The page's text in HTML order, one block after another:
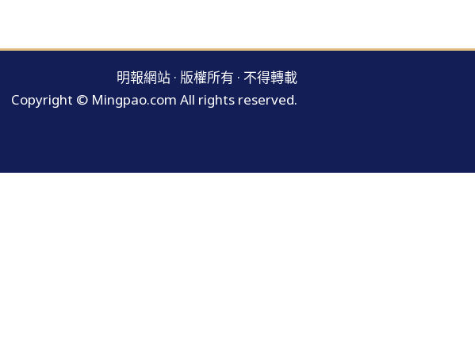
明報網站 · 版權所有 · 不得轉載
Copyright © Mingpao.com All rights reserved.